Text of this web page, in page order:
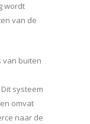
wordt
van de
van buiten
systeem
omvat
naar de